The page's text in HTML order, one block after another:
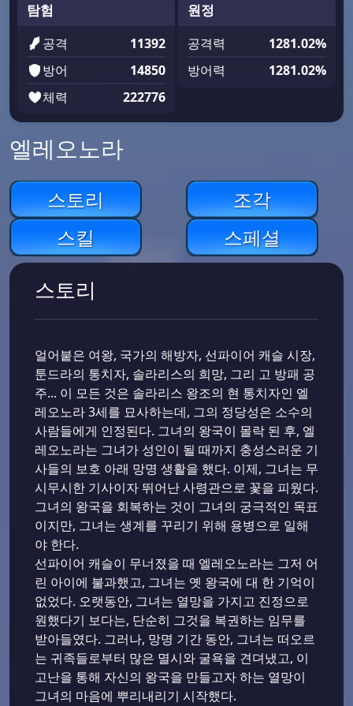
탐험
공격
11392
방어
14850
체력
222776
원정
공격력
1281.02%
방어력
1281.02%
엘레오노라
스토리
조각
스킬
스페셜
스토리
얼어붙은 여왕, 국가의 해방자, 선파이어 캐슬 시장,
툰드라의 통치자, 솔라리스의 희망, 그리 고 방패 공
주... 이 모든 것은 솔라리스 왕조의 현 통치자인 엘
레오노라 3세를 묘사하는데, 그의 정당성은 소수의
사람들에게 인정된다. 그녀의 왕국이 몰락 된 후, 엘
레오노라는 그녀가 성인이 될 때까지 충성스러운 기
사들의 보호 아래 망명 생활을 했다. 이제, 그녀는 무
시무시한 기사이자 뛰어난 사령관으로 꽃을 피웠다.
그녀의 왕국을 회복하는 것이 그녀의 궁극적인 목표
이지만, 그녀는 생계를 꾸리기 위해 용병으로 일해
야 한다.
선파이어 캐슬이 무너졌을 때 엘레오노라는 그저 어
린 아이에 불과했고, 그녀는 옛 왕국에 대 한 기억이
없었다. 오랫동안, 그녀는 열망을 가지고 진정으로
원했다기 보다는, 단순히 그것을 복권하는 임무를
받아들였다. 그러나, 망명 기간 동안, 그녀는 떠오르
는 귀족들로부터 많은 멸시와 굴욕을 견뎌냈고, 이
고난을 통해 자신의 왕국을 만들고자 하는 열망이
그녀의 마음에 뿌리내리기 시작했다.